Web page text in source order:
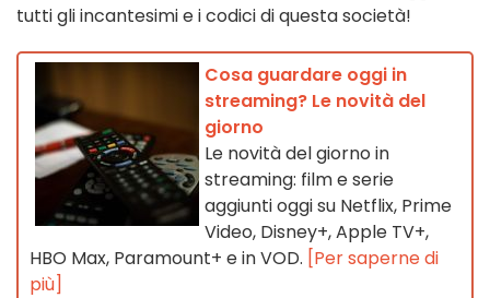
tutti gli incantesimi e i codici di questa società!
Cosa guardare oggi in
streaming? Le novità del
giorno
Le novità del giorno in
streaming: film e serie
aggiunti oggi su Netflix, Prime
Video, Disney+, Apple TV+,
HBO Max, Paramount+ e in VOD. [Per saperne di
più]